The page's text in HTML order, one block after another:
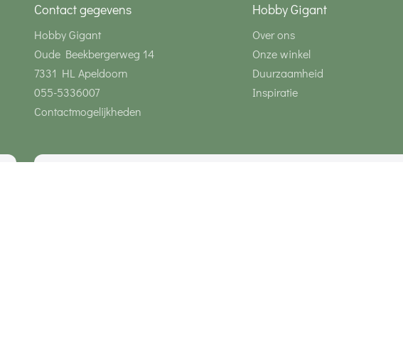
Contact gegevens
Hobby Gigant
Oude Beekbergerweg 14
7331 HL Apeldoorn
055-5336007
Contactmogelijkheden
Hobby Gigant
Over ons
Onze winkel
Duurzaamheid
Inspiratie